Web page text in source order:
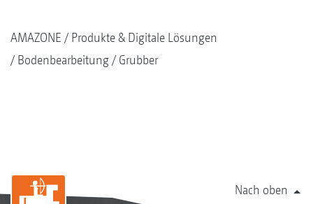
AMAZONE
Produkte & Digitale Lösungen
Bodenbearbeitung
Grubber
Nach oben